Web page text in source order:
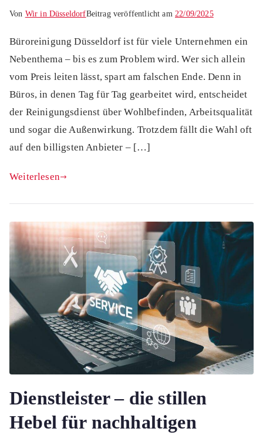
Von Wir in DüsseldorfBeitrag veröffentlicht am 22/09/2025
Büroreinigung Düsseldorf ist für viele Unternehmen ein
Nebenthema – bis es zum Problem wird. Wer sich allein
vom Preis leiten lässt, spart am falschen Ende. Denn in
Büros, in denen Tag für Tag gearbeitet wird, entscheidet
der Reinigungsdienst über Wohlbefinden, Arbeitsqualität
und sogar die Außenwirkung. Trotzdem fällt die Wahl oft
auf den billigsten Anbieter – […]
Weiterlesen
Dienstleister – die stillen
Hebel für nachhaltigen